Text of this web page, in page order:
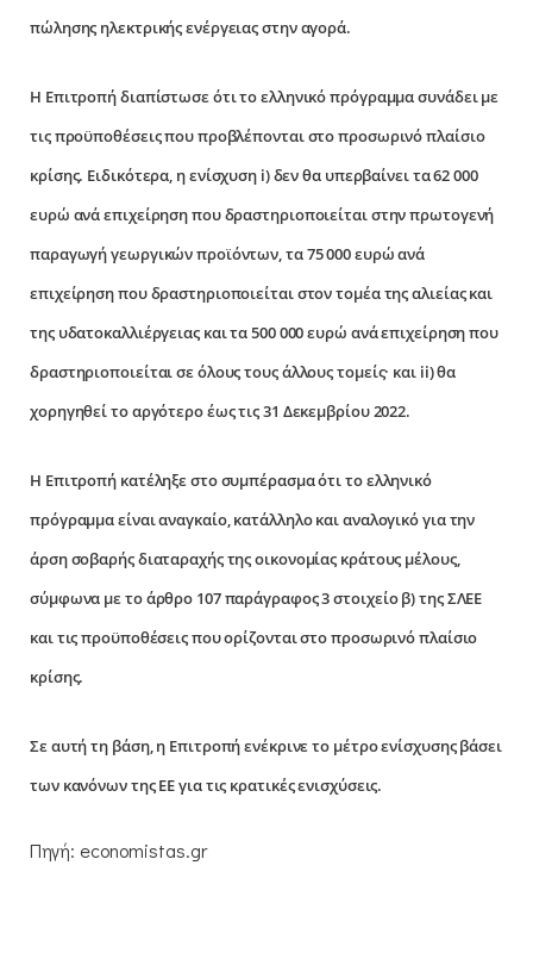
πώλησης ηλεκτρικής ενέργειας στην αγορά.
Η Επιτροπή διαπίστωσε ότι το ελληνικό πρόγραμμα συνάδει με
τις προϋποθέσεις που προβλέπονται στο προσωρινό πλαίσιο
κρίσης. Ειδικότερα, η ενίσχυση i) δεν θα υπερβαίνει τα 62 000
ευρώ ανά επιχείρηση που δραστηριοποιείται στην πρωτογενή
παραγωγή γεωργικών προϊόντων, τα 75 000 ευρώ ανά
επιχείρηση που δραστηριοποιείται στον τομέα της αλιείας και
της υδατοκαλλιέργειας και τα 500 000 ευρώ ανά επιχείρηση που
δραστηριοποιείται σε όλους τους άλλους τομείς· και ii) θα
χορηγηθεί το αργότερο έως τις 31 Δεκεμβρίου 2022.
Η Επιτροπή κατέληξε στο συμπέρασμα ότι το ελληνικό
πρόγραμμα είναι αναγκαίο, κατάλληλο και αναλογικό για την
άρση σοβαρής διαταραχής της οικονομίας κράτους μέλους,
σύμφωνα με το άρθρο 107 παράγραφος 3 στοιχείο β) της ΣΛΕΕ
και τις προϋποθέσεις που ορίζονται στο προσωρινό πλαίσιο
κρίσης.
Σε αυτή τη βάση, η Επιτροπή ενέκρινε το μέτρο ενίσχυσης βάσει
των κανόνων της ΕΕ για τις κρατικές ενισχύσεις.
Πηγή: economistas.gr